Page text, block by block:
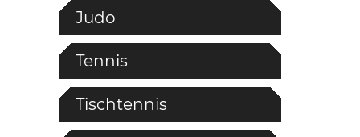
Judo
Tennis
Tischtennis